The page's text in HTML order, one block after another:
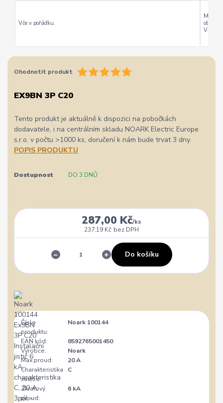
Vče v pořádku.
Můžu
Vřele
Ohodnotit produkt
EX9BN 3P C20
Tento produkt je aktuálně k dispozici na pobočkách
dodavatele, i na centrálním skladu NOARK Electric Europe
s.r.o. v počtu >1000 ks, doručení k nám bude trvat 3 dny.
POPIS PRODUKTU
Dostupnost DO 3 DNŮ
287,00 Kč/ks
237,19 Kč bez DPH
Do košíku
Číslo
produktu:
Noark 100144
EAN kód:
8592765001450
Výrobce:
Noark
Max.proud:
20 A
Charakteristika
zátěže:
C
Zkratový
proud:
6 kA